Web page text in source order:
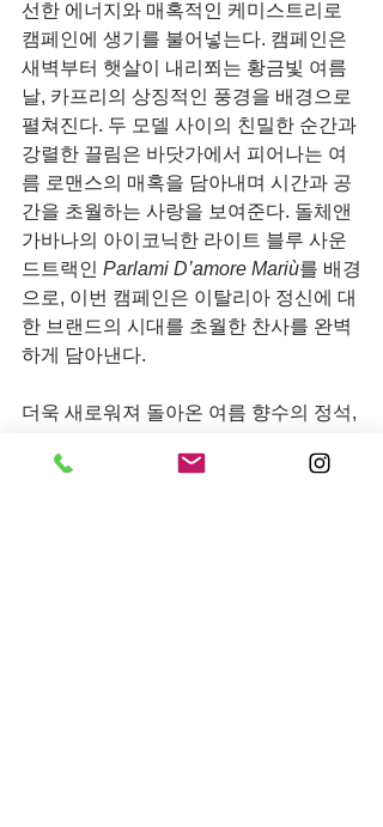
선한 에너지와 매혹적인 케미스트리로
캠페인에 생기를 불어넣는다. 캠페인은
새벽부터 햇살이 내리쬐는 황금빛 여름
날, 카프리의 상징적인 풍경을 배경으로
펼쳐진다. 두 모델 사이의 친밀한 순간과
강렬한 끌림은 바닷가에서 피어나는 여
름 로맨스의 매혹을 담아내며 시간과 공
간을 초월하는 사랑을 보여준다. 돌체앤
가바나의 아이코닉한 라이트 블루 사운
드트랙인 Parlami D’amore Mariù를 배경
으로, 이번 캠페인은 이탈리아 정신에 대
한 브랜드의 시대를 초월한 찬사를 완벽
하게 담아낸다.
더욱 새로워져 돌아온 여름 향수의 정석,
점과 S.I.VILLAGE 및 카카오 선물하기